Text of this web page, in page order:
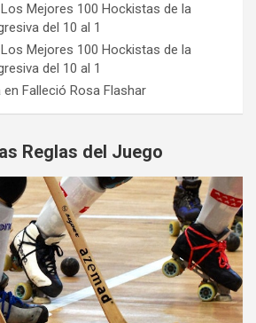
Los Mejores 100 Hockistas de la
del 10 al 1
Los Mejores 100 Hockistas de la
del 10 al 1
en Falleció Rosa Flashar
Reglas del Juego